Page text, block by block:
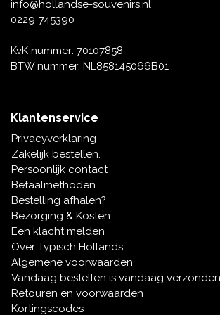
Koninghuis artikelen
Wandborden - Gekleurd en Delfts blauw
Peper en Zout stelletjes
Speelkaarten
Delfts blauwe magneten
Delfts blauwe Fashionitems
info@hollandse-souvenirs.nl
0229-745390
KvK nummer: 70107858
BTW nummer: NL858145066B01
Klantenservice
Privacyverklaring
Zakelijk bestellen.
Persoonlijk contact
Betaalmethoden
Bestelling afhalen?
Bezorging & Kosten
Een klacht melden
Over Typisch Hollands
Algemene voorwaarden
Vandaag bestellen is vandaag
Retouren en voorwaarden
Kortingscodes